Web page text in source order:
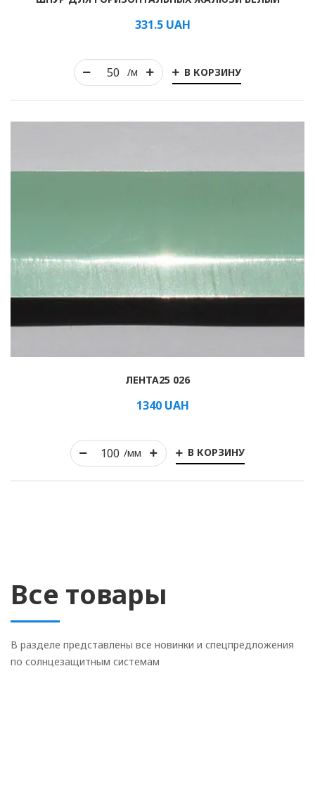
/м В КОРЗИНУ
331.5UAH
/мм В КОРЗИНУ
ЛЕНТА25 026
1340UAH
Все товары
В разделе представлены все новинки и спецпредложения
по солнцезащитным системам